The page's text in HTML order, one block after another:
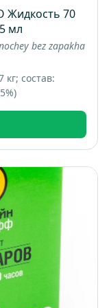
70
мл
bez zapakha
состав: